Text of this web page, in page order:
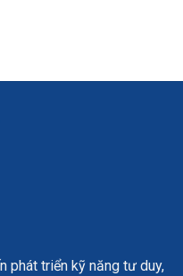
phát triển kỹ năng tư duy,